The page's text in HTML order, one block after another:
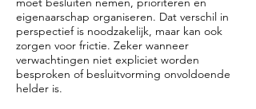
eigenaarschap organiseren. Dat verschil in
perspectief is noodzakelijk, maar kan ook
zorgen voor frictie. Zeker wanneer
verwachtingen niet expliciet worden
besproken of besluitvorming onvoldoende
helder is.